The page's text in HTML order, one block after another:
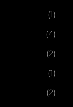
(1)
(4)
(2)
(1)
(2)